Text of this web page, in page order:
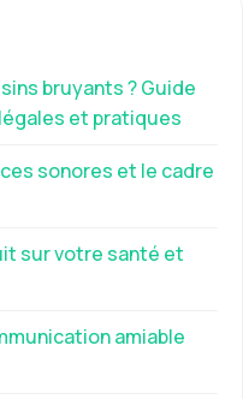
bruyants ? Guide
et pratiques
sonores et le cadre
sur votre santé et
amiable